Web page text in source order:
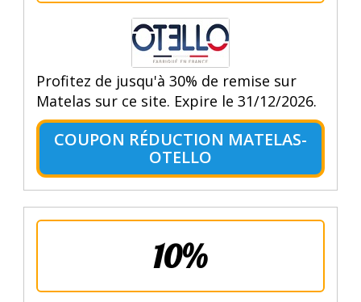
Profitez de jusqu'à 30% de remise sur
Matelas sur ce site. Expire le 31/12/2026.
COUPON RÉDUCTION MATELAS-
OTELLO
10%